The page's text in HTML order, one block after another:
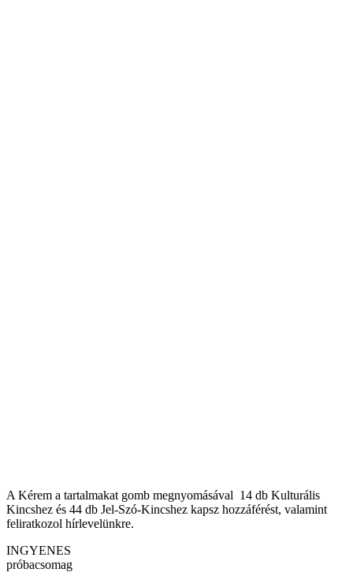
A Kérem a tartalmakat gomb megnyomásával 14 db Kulturális
Kincshez és 44 db Jel-Szó-Kincshez kapsz hozzáférést, valamint
feliratkozol hírlevelünkre.
INGYENES
próbacsomag